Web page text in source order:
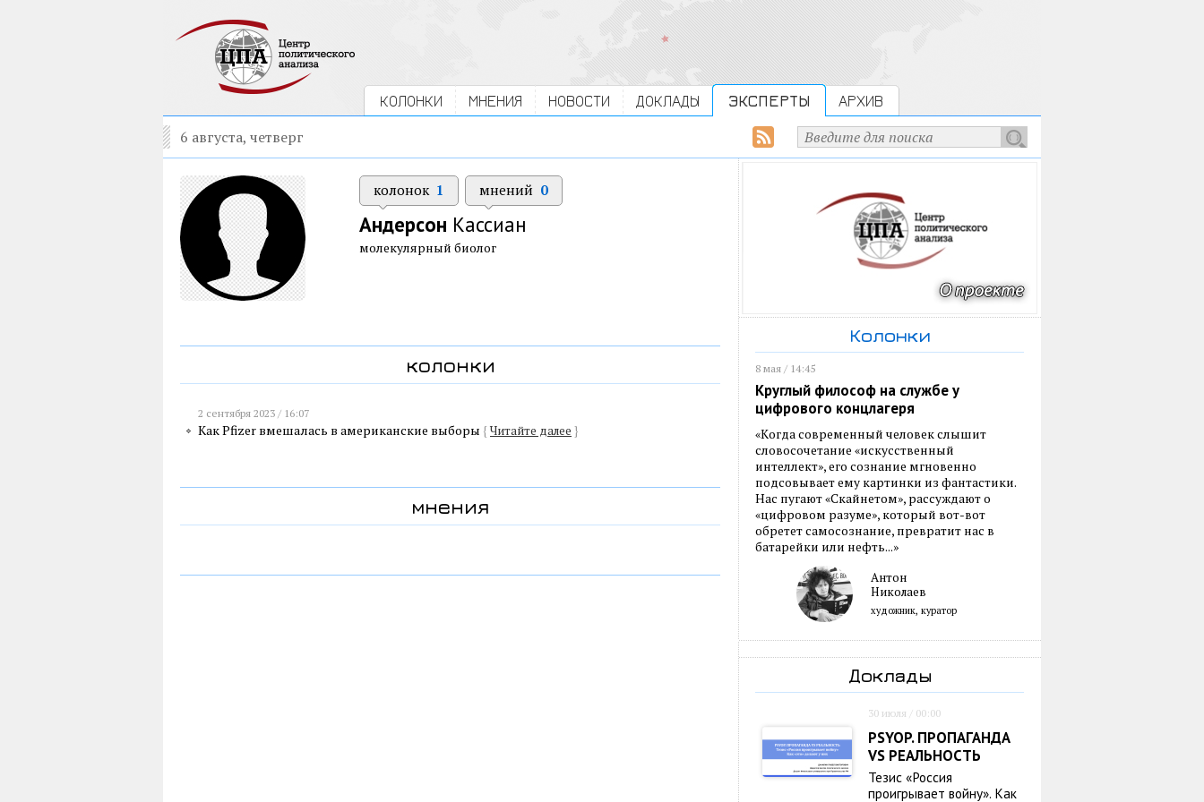
КОЛОНКИ МНЕНИЯ НОВОСТИ ДОКЛАДЫ ЭКСПЕРТЫ АРХИВ
6 августа, четверг
колонок 1 мнений 0
Андерсон Кассиан
молекулярный биолог
колонки
2 сентября 2023 / 16:07
Как Pfizer вмешалась в американские выборы { Читайте далее }
мнения
Колонки
8 мая / 14:45
Круглый философ на службе у
цифрового концлагеря
«Когда современный человек слышит
словосочетание «искусственный
интеллект», его сознание мгновенно
подсовывает ему картинки из фантастики.
Нас пугают «Скайнетом», рассуждают о
«цифровом разуме», который вот-вот
обретет самосознание, превратит нас в
батарейки или нефть...»
Антон
Николаев
художник, куратор
Доклады
30 июля / 00:00
PSYOP. ПРОПАГАНДА
VS РЕАЛЬНОСТЬ
Тезис «Россия
проигрывает войну». Как